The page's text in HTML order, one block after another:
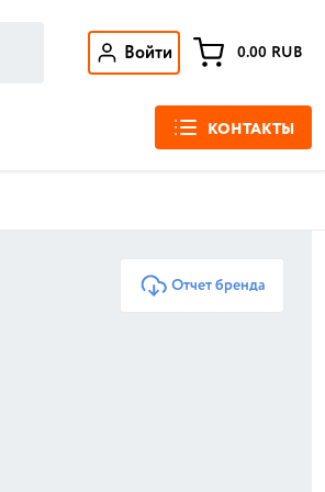
Войти 0.00 RUB
КОНТАКТЫ
Отчет бренда